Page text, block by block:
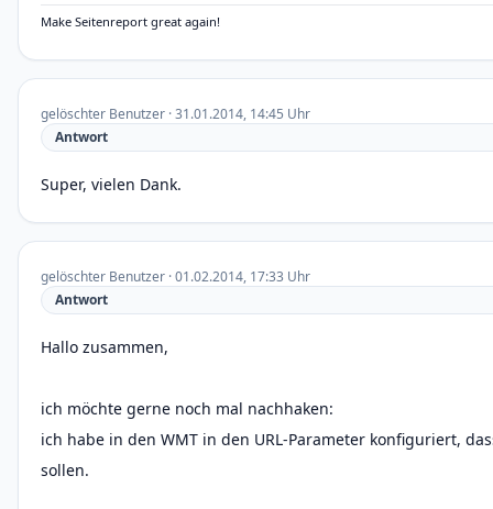
Make Seitenreport great again!
gelöschter Benutzer · 31.01.2014, 14:45 Uhr
Antwort
Super, vielen Dank.
gelöschter Benutzer · 01.02.2014, 17:33 Uhr
Antwort
Hallo zusammen,
ich möchte gerne noch mal nachhaken:
ich habe in den WMT in den URL-Parameter konfiguriert,
sollen.